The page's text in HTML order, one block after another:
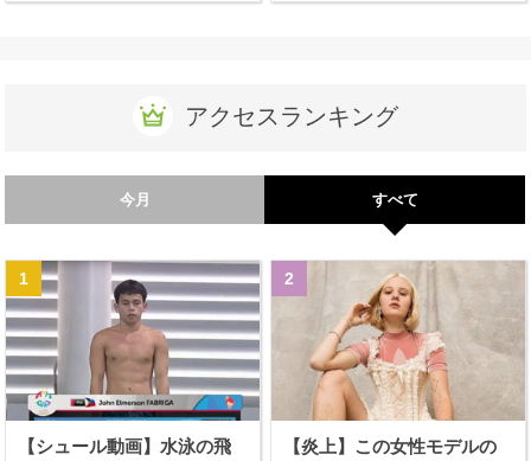
アクセスランキング
今月 すべて
【シュール動画】水泳の飛
【炎上】この女性モデルの